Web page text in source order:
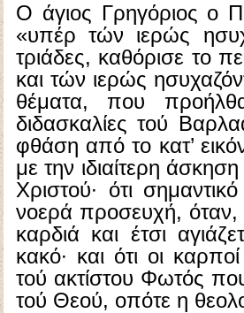
Ο άγιος Γρηγόριος ο
«υπέρ τών ιερώς
τριάδες, καθόρισε το
και τών ιερώς
θέματα, που
διδασκαλίες τού
φθάση από το κατ’
με την ιδιαίτερη
Χριστού∙ ότι
νοερά προσευχή, όταν,
καρδιά και έτσι
κακό∙ και ότι οι
τού ακτίστου Φωτός
τού Θεού, οπότε η